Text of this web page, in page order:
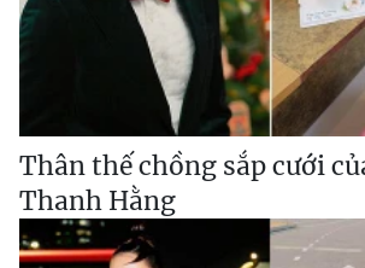
Thân thế chồng sắp cưới
Thanh Hằng